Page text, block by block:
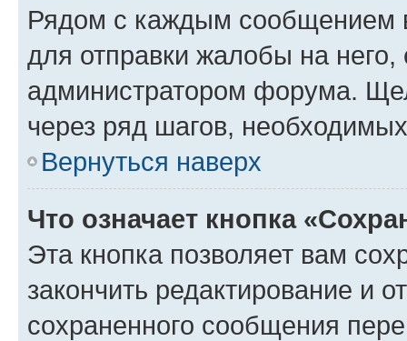
Рядом с каждым сообщением
для отправки жалобы на
администратором форума.
через ряд шагов,
Вернуться наверх
Что означает кнопка
Эта кнопка позволяет вам
закончить редактирование и
сохраненного сообщения